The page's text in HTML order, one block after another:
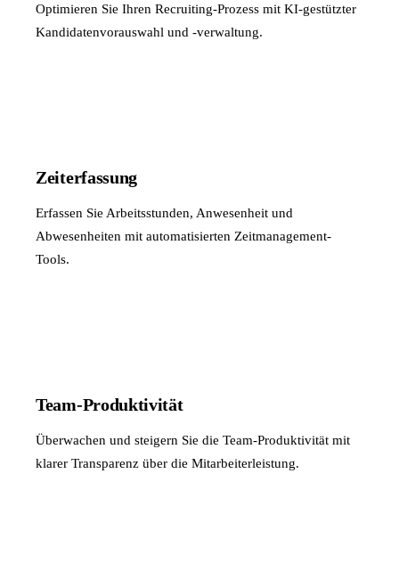
Optimieren Sie Ihren Recruiting-Prozess mit KI-gestützter
Kandidatenvorauswahl und -verwaltung.
Zeiterfassung
Erfassen Sie Arbeitsstunden, Anwesenheit und
Abwesenheiten mit automatisierten Zeitmanagement-
Tools.
Team-Produktivität
Überwachen und steigern Sie die Team-Produktivität mit
klarer Transparenz über die Mitarbeiterleistung.